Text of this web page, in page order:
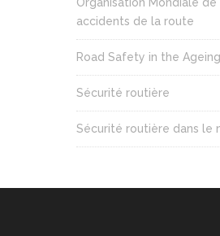
Organisation Mondiale de
accidents de la route
Road Safety in the
Sécurité routière
Sécurité routière dans le